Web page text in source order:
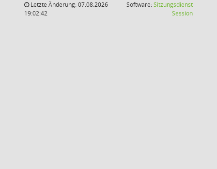
Letzte Änderung: 07.08.2026
19:02:42
Software:Sitzungsdienst
Session(Wird in